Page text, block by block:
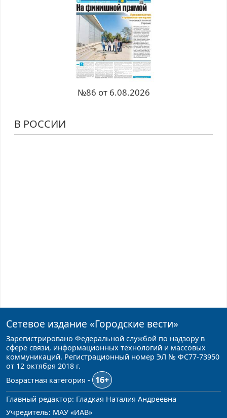
№86 от 6.08.2026
В РОССИИ
Сетевое издание «Городские вести»
Зарегистрировано Федеральной службой по надзору в
сфере связи, информационных технологий и массовых
коммуникаций. Регистрационный номер ЭЛ № ФС77-73950
от 12 октября 2018 г.
Возрастная категория -
16+
Главный редактор: Гладкая Наталия Андреевна
Учредитель: МАУ «ИАВ»